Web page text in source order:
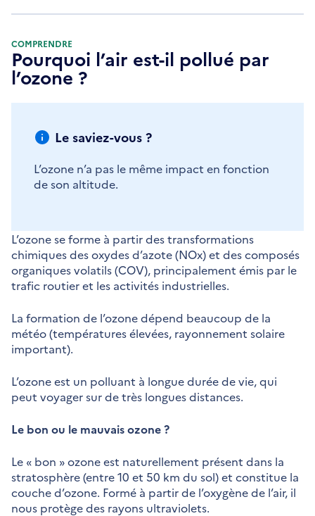
COMPRENDRE
Pourquoi l’air est-il pollué par
l’ozone ?
Le saviez-vous ?
L’ozone n’a pas le même impact en fonction
de son altitude.
L’ozone se forme à partir des transformations
chimiques des oxydes d’azote (NOx) et des composés
organiques volatils (COV), principalement émis par le
trafic routier et les activités industrielles.
La formation de l’ozone dépend beaucoup de la
météo (températures élevées, rayonnement solaire
important).
L’ozone est un polluant à longue durée de vie, qui
peut voyager sur de très longues distances.
Le bon ou le mauvais ozone ?
Le « bon » ozone est naturellement présent dans la
stratosphère (entre 10 et 50 km du sol) et constitue la
couche d’ozone. Formé à partir de l’oxygène de l’air, il
nous protège des rayons ultraviolets.